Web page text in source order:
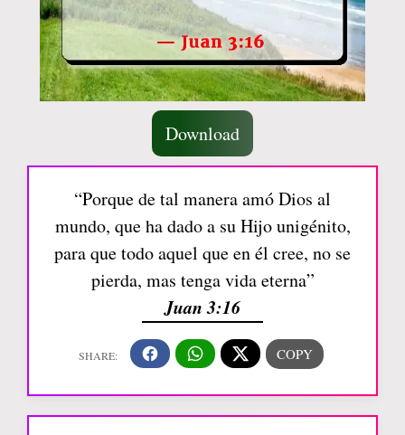
Download
“Porque de tal manera amó Dios al
mundo, que ha dado a su Hijo unigénito,
para que todo aquel que en él cree, no se
pierda, mas tenga vida eterna”
Juan 3:16